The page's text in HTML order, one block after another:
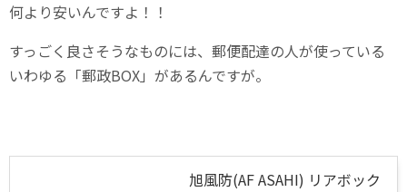
何より安いんですよ！！
すっごく良さそうなものには、郵便配達の人が使っている
いわゆる「郵政BOX」があるんですが。
旭風防(AF ASAHI) リアボック